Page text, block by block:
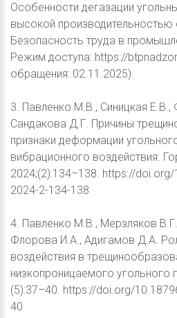
Особенности дегазации
высокой производительностью
Безопасность труда в
Режим доступа: https://
обращения: 02.11.2025).
3. Павленко М.В., Синицкая
Сандакова Д.Г. Причины
признаки деформации
вибрационного воздействия.
2024;(2):134–138. https://
2024-2-134-138
4. Павленко М.В., Мерзляков
Флорова И.А., Адигамов Д.А.
воздействия в
низкопроницаемого угольного
(5):37–40. https://doi.org/
40